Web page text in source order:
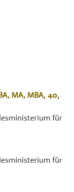
MA, MBA, 40,
für
für